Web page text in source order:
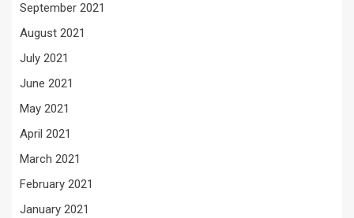
September 2021
August 2021
July 2021
June 2021
May 2021
April 2021
March 2021
February 2021
January 2021